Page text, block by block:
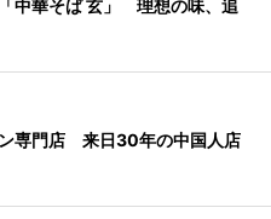
中華そば 玄」 理想の味、追
専門店 来日30年の中国人店